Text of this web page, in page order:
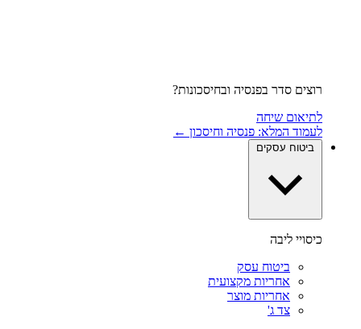
רוצים סדר בפנסיה ובחיסכונות?
לתיאום שיחה
לעמוד המלא: פנסיה וחיסכון ←
ביטוח עסקים
כיסויי ליבה
ביטוח עסק
אחריות מקצועית
אחריות מוצר
צד ג'